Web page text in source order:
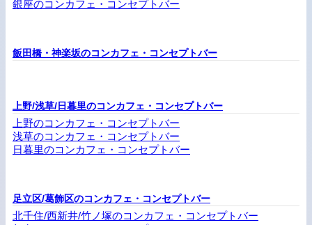
銀座のコンカフェ・コンセプトバー
飯田橋・神楽坂のコンカフェ・コンセプトバー
上野/浅草/日暮里のコンカフェ・コンセプトバー
上野のコンカフェ・コンセプトバー
浅草のコンカフェ・コンセプトバー
日暮里のコンカフェ・コンセプトバー
足立区/葛飾区のコンカフェ・コンセプトバー
北千住/西新井/竹ノ塚のコンカフェ・コンセプトバー